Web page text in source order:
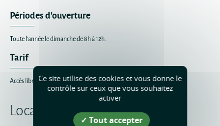
Périodes d'ouverture
Toute l'année le dimanche de 8h à 12h.
Tarif
Accès libre.
Localisation
Ce site utilise des cookies et vous donne le
contrôle sur ceux que vous souhaitez
activer
Tout accepter